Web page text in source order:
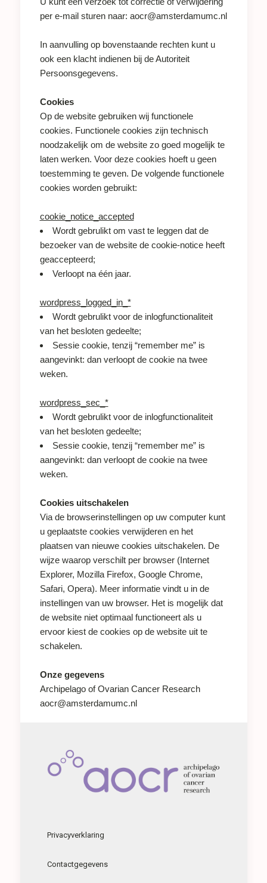
per e-mail sturen naar: aocr@amsterdamumc.nl
In aanvulling op bovenstaande rechten kunt u
ook een klacht indienen bij de Autoriteit
Persoonsgegevens.
Cookies
Op de website gebruiken wij functionele
cookies. Functionele cookies zijn technisch
noodzakelijk om de website zo goed mogelijk te
laten werken. Voor deze cookies hoeft u geen
toestemming te geven. De volgende functionele
cookies worden gebruikt:
cookie_notice_accepted
Wordt gebrulikt om vast te leggen dat de
bezoeker van de website de cookie-notice heeft
geaccepteerd;
Verloopt na één jaar.
wordpress_logged_in_*
Wordt gebrulikt voor de inlogfunctionaliteit
van het besloten gedeelte;
Sessie cookie, tenzij “remember me” is
aangevinkt: dan verloopt de cookie na twee
weken.
wordpress_sec_*
Wordt gebrulikt voor de inlogfunctionaliteit
van het besloten gedeelte;
Sessie cookie, tenzij “remember me” is
aangevinkt: dan verloopt de cookie na twee
weken.
Cookies uitschakelen
Via de browserinstellingen op uw computer kunt
u geplaatste cookies verwijderen en het
plaatsen van nieuwe cookies uitschakelen. De
wijze waarop verschilt per browser (Internet
Explorer, Mozilla Firefox, Google Chrome,
Safari, Opera). Meer informatie vindt u in de
instellingen van uw browser. Het is mogelijk dat
de website niet optimaal functioneert als u
ervoor kiest de cookies op de website uit te
schakelen.
Onze gegevens
Archipelago of Ovarian Cancer Research
aocr@amsterdamumc.nl
Privacyverklaring
Contactgegevens